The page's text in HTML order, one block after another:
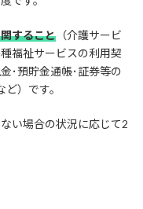
すること （介護サービ
福祉サービスの利用契
金･預貯金通帳･証券等の
）です。
い場合の状況に応じて2